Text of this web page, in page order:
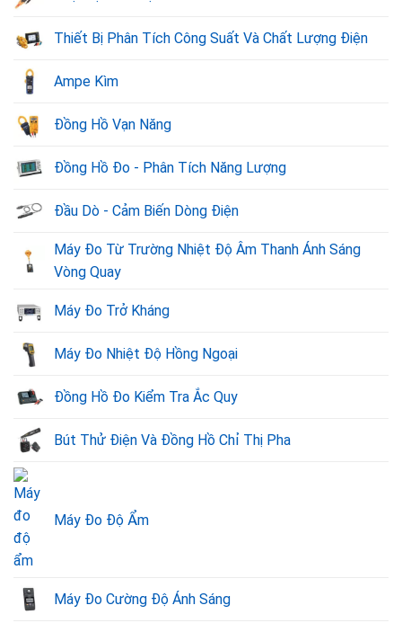
Thiết Bị Phân Tích Công Suất Và Chất Lượng Điện
Ampe Kìm
Đồng Hồ Vạn Năng
Đồng Hồ Đo - Phân Tích Năng Lượng
Đầu Dò - Cảm Biến Dòng Điện
Máy Đo Từ Trường Nhiệt Độ Âm Thanh Ánh Sáng
Vòng Quay
Máy Đo Trở Kháng
Máy Đo Nhiệt Độ Hồng Ngoại
Đồng Hồ Đo Kiểm Tra Ắc Quy
Bút Thử Điện Và Đồng Hồ Chỉ Thị Pha
Máy Đo Độ Ẩm
Máy Đo Cường Độ Ánh Sáng